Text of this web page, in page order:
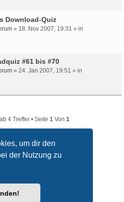
um dir den
der Nutzung zu
Download-Quiz
» 18. Nov 2007, 19:31 » in
#61 bis #70
» 24. Jan 2007, 19:51 » in
4 Treffer • Seite 1Von 1
phpBB Limited